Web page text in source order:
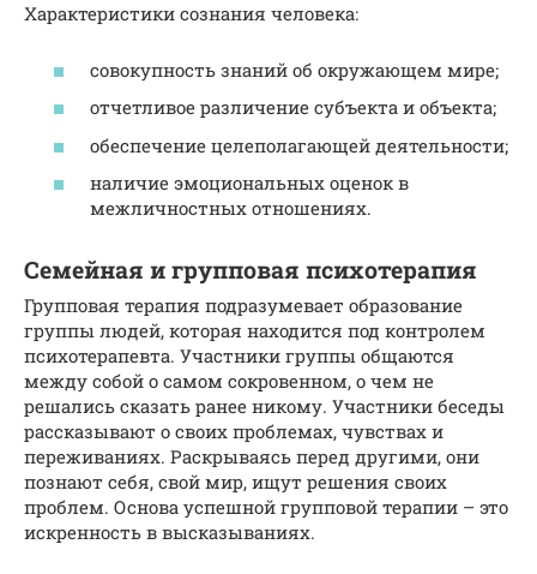
Характеристики сознания человека:
совокупность знаний об окружающем мире;
отчетливое различение субъекта и объекта;
обеспечение целеполагающей деятельности;
наличие эмоциональных оценок в
межличностных отношениях.
Семейная и групповая психотерапия
Групповая терапия подразумевает образование
группы людей, которая находится под контролем
психотерапевта. Участники группы общаются
между собой о самом сокровенном, о чем не
решались сказать ранее никому. Участники беседы
рассказывают о своих проблемах, чувствах и
переживаниях. Раскрываясь перед другими, они
познают себя, свой мир, ищут решения своих
проблем. Основа успешной групповой терапии – это
искренность в высказываниях.